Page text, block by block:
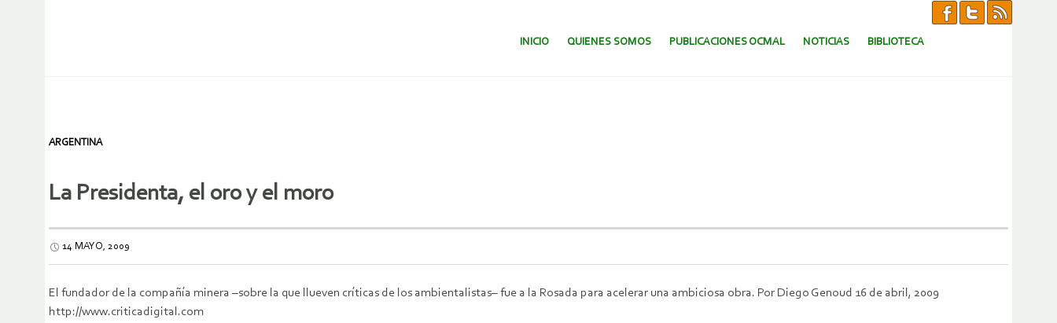
SALTAR AL CONTENIDO.
INICIO QUIENES SOMOS PUBLICACIONES OCMAL NOTICIAS BIBLIOTECA
ARGENTINA
La Presidenta, el oro y el moro
14 MAYO, 2009
El fundador de la compañía minera –sobre la que llueven críticas de los ambientalistas– fue a la Rosada para acelerar una ambiciosa obra. Por Diego Genoud 16 de abril, 2009
http://www.criticadigital.com